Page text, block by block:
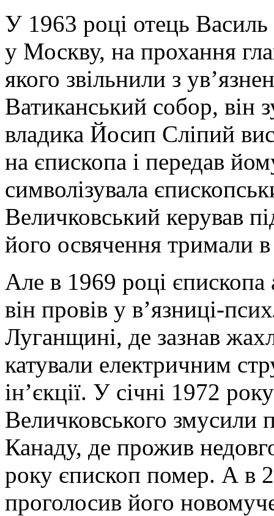
У 1963 році отець
у Москву, на прохання
якого звільнили з
Ватиканський собор, він
владика Йосип Сліпий
на єпископа і передав
символізувала
Величковський керував
його освячення тримали
Але в 1969 році
він провів у в’язниці-
Луганщині, де зазнав
катували електричним
ін’єкції. У січні 1972
Величковського змусили
Канаду, де прожив
року єпископ помер. А в
проголосив його